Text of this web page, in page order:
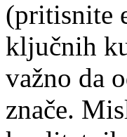
(pritisnite
ključnih
važno da
znače.